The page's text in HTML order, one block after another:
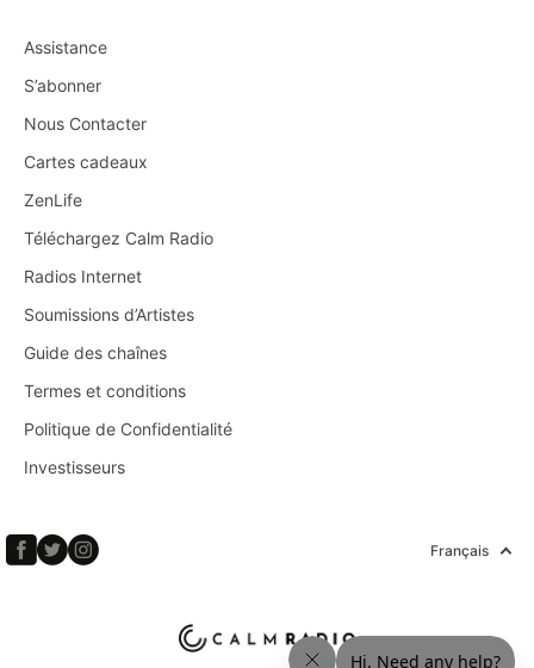
Assistance
S’abonner
Nous Contacter
Cartes cadeaux
ZenLife
Téléchargez Calm Radio
Radios Internet
Soumissions d’Artistes
Guide des chaînes
Termes et conditions
Politique de Confidentialité
Investisseurs
Français